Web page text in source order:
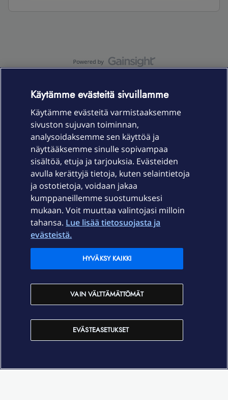
Laitteet & liittymät
Palvelut
Ajankohtaista
Elisa Oyj
In English
Käytämme evästeitä sivuillamme
Käytämme evästeitä varmistaaksemme
sivuston sujuvan toiminnan,
analysoidaksemme sen käyttöä ja
näyttääksemme sinulle sopivampaa
sisältöä, etuja ja tarjouksia. Evästeiden
avulla kerättyjä tietoja, kuten selaintietoja
ja ostotietoja, voidaan jakaa
kumppaneillemme suostumuksesi
mukaan. Voit muuttaa valintojasi milloin
tahansa. Lue lisää tietosuojasta ja
evästeistä.
EVÄSTEASETUKSET
VAIN VÄLTTÄMÄTTÖMÄT
HYVÄKSY KAIKKI